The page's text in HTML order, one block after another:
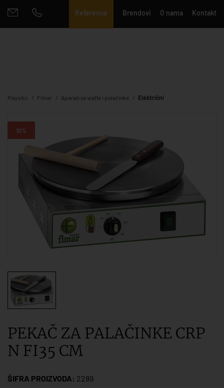
Reference Brendovi O nama Kontakt
Mayoko Fimar Aparati za wafle i palačinke Električni
10%
PEKAČ ZA PALAČINKE CRP
N FI35 CM
ŠIFRA PROIZVODA: 2289